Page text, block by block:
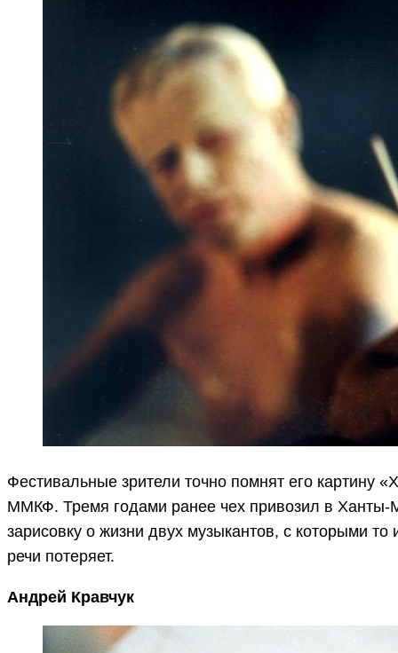
Фестивальные зрители точно помнят его картину
ММКФ. Тремя годами ранее чех привозил в Ханты-
зарисовку о жизни двух музыкантов, с которыми
речи потеряет.
Андрей Кравчук